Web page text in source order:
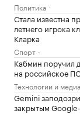
Политика
Стала известна
летнего игрока
Кларка
Спорт
Кабмин поручил
на российское
Технологии и медиа
Gemini
закрытым